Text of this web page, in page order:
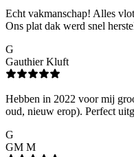
Echt vakmanschap! Alles
Ons plat dak werd snel
G
Gauthier Kluft
Hebben in 2022 voor mij
oud, nieuw erop). Perfect
G
GM M